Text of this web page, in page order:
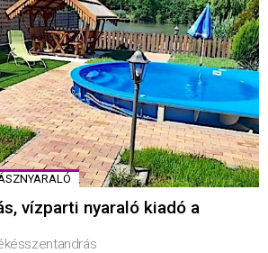
vízparti nyaraló kiadó a